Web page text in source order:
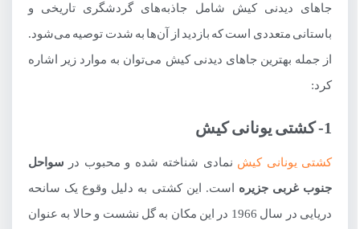
3- شهر زیر زمینی کیش
4- آب انبار از جاهای دیدنی کیش
7- خانه اعیانی از جاهای دیدنی کیش
8- مسجد ماشه در کیش
9- روستای باغو کیش
جاهای دیدنی کیش شامل جاذبه‌های گردشگری تاریخی و
باستانی متعددی است که بازدید از آن‌ها به شدت توصیه می‌شود.
از جمله بهترین جاهای دیدنی کیش می‌توان به موارد زیر اشاره
کرد:
1- کشتی یونانی کیش
کشتی یونانی کیش نمادی شناخته شده و محبوب در
سواحل
جنوب غربی جزیرهاست. این کشتی به دلیل وقوع یک سانحه
دریایی در سال 1966 در این مکان به گل نشست و حالا به عنوان